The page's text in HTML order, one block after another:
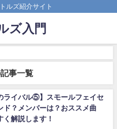
ルズ紹介サイト
ズ入門
事一覧
ライバル⑤】スモールフェイセ
ド？メンバーは？おススメ曲
く解説します！